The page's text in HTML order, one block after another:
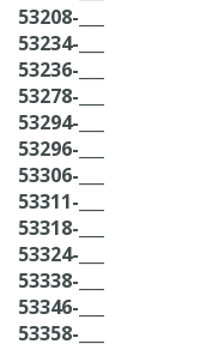
53208-___
53234-___
53236-___
53278-___
53294-___
53296-___
53306-___
53311-___
53318-___
53324-___
53338-___
53346-___
53358-___